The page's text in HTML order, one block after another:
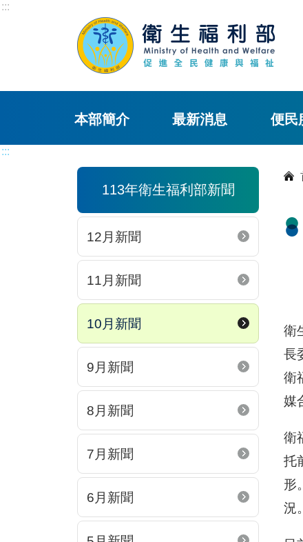
:::
本部簡介 最新消息 便民
:::
113年衛生福利部新聞
12月新聞
11月新聞
10月新聞
9月新聞
8月新聞
7月新聞
6月新聞
衛
長
衛
媒
衛
托
形
況。